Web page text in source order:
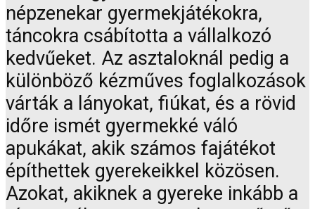
népzenekar gyermekjátékokra,
táncokra csábította a vállalkozó
kedvűeket. Az asztaloknál pedig a
különböző kézműves foglalkozások
várták a lányokat, fiúkat, és a rövid
időre ismét gyermekké váló
apukákat, akik számos fajátékot
építhettek gyerekeikkel közösen.
Azokat, akiknek a gyereke inkább a